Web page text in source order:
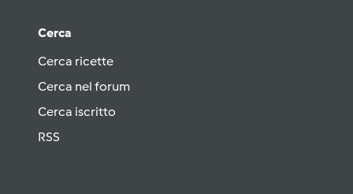
Cerca
Cerca ricette
Cerca nel forum
Cerca iscritto
RSS